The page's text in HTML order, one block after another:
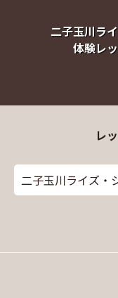
二子玉川ラ
体験レ
レ
二子玉川ライズ・